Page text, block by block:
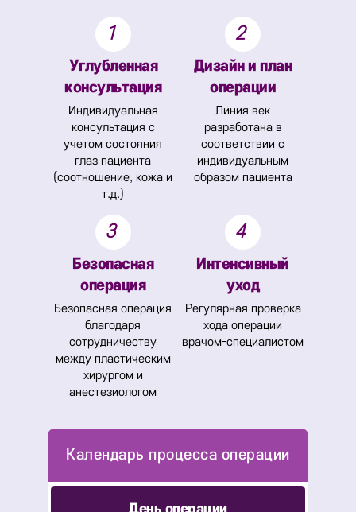
1
Углубленная
консультация
Индивидуальная
консультация с
учетом состояния
глаз пациента
(соотношение, кожа и
т.д.)
2
Дизайн и план
операции
Линия век
разработана в
соответствии с
индивидуальным
образом пациента
3
Безопасная
операция
Безопасная операция
благодаря
сотрудничеству
между пластическим
хирургом и
анестезиологом
4
Интенсивный
уход
Регулярная проверка
хода операции
врачом-специалистом